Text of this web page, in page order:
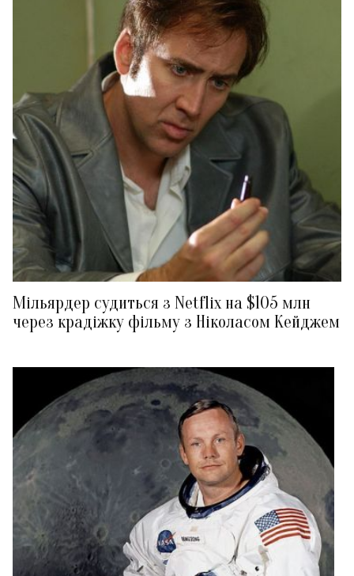
Мільярдер судиться з Netflix на $105 млн
через крадіжку фільму з Ніколасом Кейджем